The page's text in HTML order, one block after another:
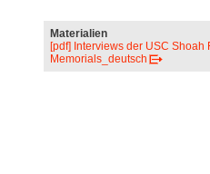
Materialien
[pdf] Interviews der USC
Memorials_deutsch